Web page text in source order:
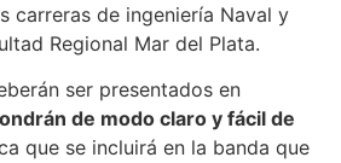
carreras de ingeniería Naval y
Regional Mar del Plata.
ser presentados en
de modo claro y fácil de
que se incluirá en la banda que